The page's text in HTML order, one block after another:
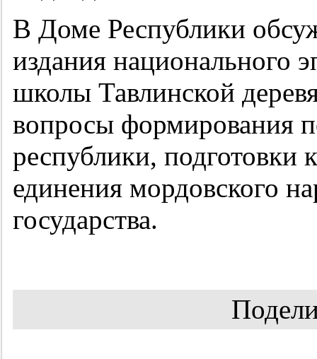
В Доме Республики
издания национального
школы Тавлинской
вопросы формирования
республики, подготовки
единения мордовского
государства.